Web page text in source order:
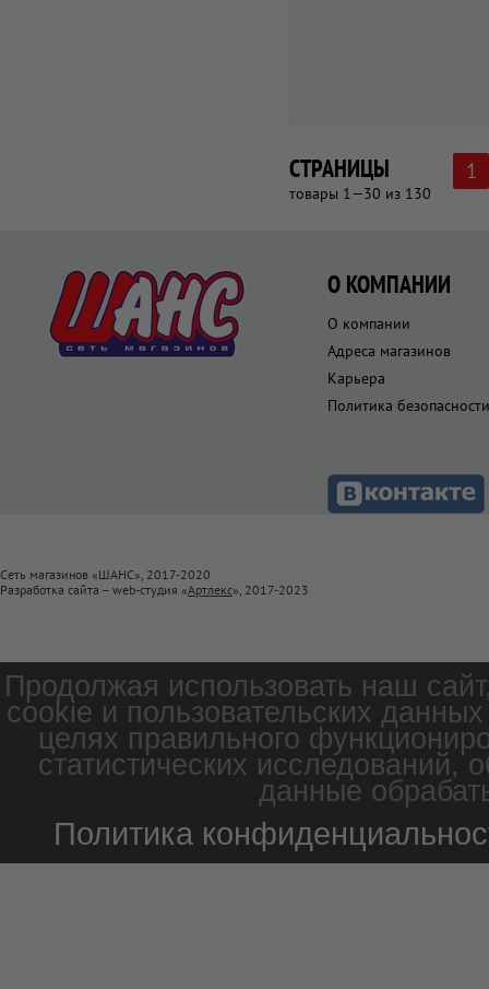
СТРАНИЦЫ
товары 1—30 из 130
1
О КОМПАНИИ
О компании
Адреса магазинов
Карьера
Политика безопасности
Сеть магазинов «ШАНС», 2017-2020
Разработка сайта – web-студия «Артлекс», 2017-2023
Продолжая использовать наш
cookie и пользовательских
целях правильного
статистических
данные
Политика